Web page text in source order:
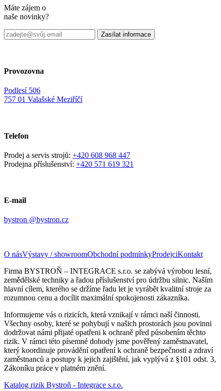
Máte zájem o
naše novinky?
Provozovna
Podlesí 506
757 01 Valašské Meziříčí
Telefon
Prodej a servis strojů: +420 608 968 447
Prodejna příslušenství: +420 571 619 321
E-mail
bystron @bystron.cz
O násVýstavy / showroomObchodní podmínkyProdejciKontakt
Firma BYSTROŇ – INTEGRACE s.r.o. se zabývá výrobou lesní,
zemědělské techniky a řadou příslušenství pro údržbu silnic. Naším
hlavní cílem, kterého se držíme řadu let je vyrábět kvalitní stroje za
rozumnou cenu a docílit maximální spokojenosti zákazníka.
Informujeme vás o rizicích, která vznikají v rámci naší činnosti.
Všechny osoby, které se pohybují v našich prostorách jsou povinni
dodržovat námi přijaté opatřeni k ochraně před působením těchto
rizik. V rámci této písemné dohody jsme pověřený zaměstnavatel,
který koordinuje provádění opatření k ochraně bezpečnosti a zdraví
zaměstnanců a postupy k jejich zajištění, jak vyplývá z §101 odst. 3,
Zákoníku práce v platném znění.
Katalog rizik Bystroň - Integrace s.r.o.